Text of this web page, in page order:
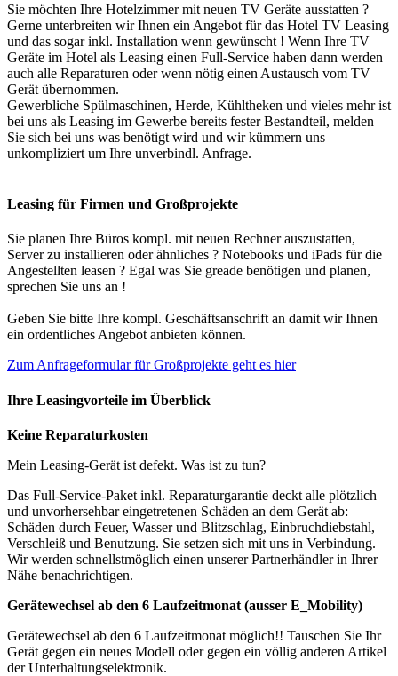
Sie möchten Ihre Hotelzimmer mit neuen TV Geräte ausstatten ?
Gerne unterbreiten wir Ihnen ein Angebot für das Hotel TV Leasing
und das sogar inkl. Installation wenn gewünscht ! Wenn Ihre TV
Geräte im Hotel als Leasing einen Full-Service haben dann werden
auch alle Reparaturen oder wenn nötig einen Austausch vom TV
Gerät übernommen.
Gewerbliche Spülmaschinen, Herde, Kühltheken und vieles mehr ist
bei uns als Leasing im Gewerbe bereits fester Bestandteil, melden
Sie sich bei uns was benötigt wird und wir kümmern uns
unkompliziert um Ihre unverbindl. Anfrage.
Leasing für Firmen und Großprojekte
Sie planen Ihre Büros kompl. mit neuen Rechner auszustatten,
Server zu installieren oder ähnliches ? Notebooks und iPads für die
Angestellten leasen ? Egal was Sie greade benötigen und planen,
sprechen Sie uns an !
Geben Sie bitte Ihre kompl. Geschäftsanschrift an damit wir Ihnen
ein ordentliches Angebot anbieten können.
Zum Anfrageformular für Großprojekte geht es hier
Ihre Leasingvorteile im Überblick
Keine Reparaturkosten
Mein Leasing-Gerät ist defekt. Was ist zu tun?
Das Full-Service-Paket inkl. Reparaturgarantie deckt alle plötzlich
und unvorhersehbar eingetretenen Schäden an dem Gerät ab:
Schäden durch Feuer, Wasser und Blitzschlag, Einbruchdiebstahl,
Verschleiß und Benutzung. Sie setzen sich mit uns in Verbindung.
Wir werden schnellstmöglich einen unserer Partnerhändler in Ihrer
Nähe benachrichtigen.
Gerätewechsel ab den 6 Laufzeitmonat (ausser E_Mobility)
Gerätewechsel ab den 6 Laufzeitmonat möglich!! Tauschen Sie Ihr
Gerät gegen ein neues Modell oder gegen ein völlig anderen Artikel
der Unterhaltungselektronik.